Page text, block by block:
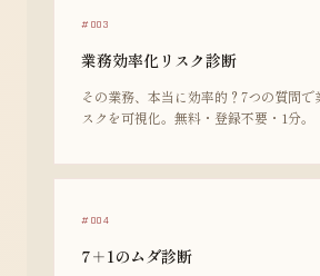
#003
業務効率化リスク診断
その業務、本当に効率的？7つの質問で
スクを可視化。無料・登録不要・1分。
#004
7＋1のムダ診断